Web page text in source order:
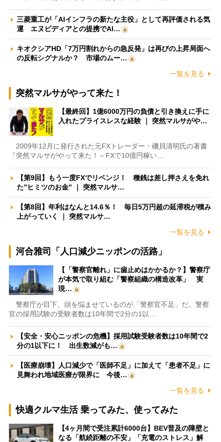
三菱重工が「AIインフラの新たな主役」として再評価される気
運 エヌビディアとの提携でAI…
キオクシアHD「7万円割れからの急反発」は再びの上昇局面へ
の反転シグナルか？ 市場のムー…
一覧を見る
突然マルサがやって来た！
【最終回】1億6000万円の負債と引き換えに手に
入れたプライスレスな経験 ｜ 突然マルサがや…
2009年12月に発行された元FXトレーダー・磯貝清明氏の著書
『突然マルサがやって来た！～FXで10億円稼い…
【第9回】もう一度FXでリベンジ！ 種銭は差し押さえを免れ
た”ヒミツのお金” ｜ 突然マルサ…
【第8回】年利はなんと14.6％！ 毎日5万円超の延滞税が積み
上がっていく ｜ 突然マルサ…
一覧を見る
河合雅司「人口減少ニッポンの活路」
【「警察官離れ」に歯止めはかかるか？】警察庁
が本気で取り組む「警察組織の構造改革」 実
現…
警察庁が目下、頭を悩ませているのが「警察官不足」だ。警察
官の採用試験の受験者数は10年間で2分の1以…
【安全・安心ニッポンの危機】採用試験受験者数は10年間で2
分の1以下に！ 出生数減がも…
【医療崩壊】人口減少で「医師不足」に加えて「患者不足」に
見舞われ地域医療が限界に 今後…
一覧を見る
快適クルマ生活 乗ってみた、使ってみた
【4ヶ月間で受注累計6000台】BEV普及の障壁と
なる「航続距離の不安」「充電のストレス」解